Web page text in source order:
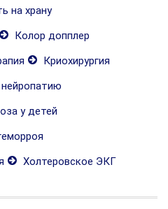
на храну
Колор допплер
Криохирургия
у детей
Холтеровское ЭКГ